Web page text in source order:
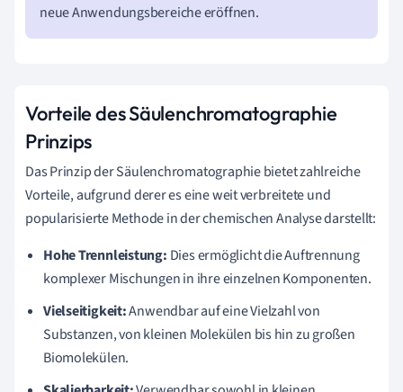
neue Anwendungsbereiche eröffnen.
Vorteile des Säulenchromatographie
Prinzips
Das Prinzip der Säulenchromatographie bietet zahlreiche
Vorteile, aufgrund derer es eine weit verbreitete und
popularisierte Methode in der chemischen Analyse darstellt:
Hohe Trennleistung: Dies ermöglicht die Auftrennung
komplexer Mischungen in ihre einzelnen Komponenten.
Vielseitigkeit:Anwendbar auf eine Vielzahl von
Substanzen, von kleinen Molekülen bis hin zu großen
Biomolekülen.